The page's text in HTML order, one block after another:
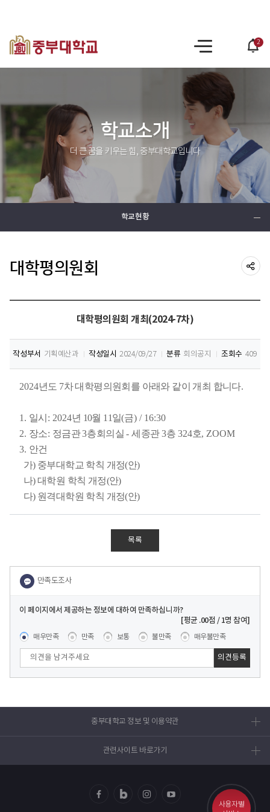
사
트
맵
2
학교소개
더 큰 꿈을 키우는 힘, 중부대학교입니다
학교현황
사용자별
대학평의원회
대학평의원회 개최(2024-7차)
작성부서 기획예산과 작성일시 2024/09/27 분류 회의공지 조회수 409
2024년도 7차 대학평의원회를 아래와 같이 개최 합니다.
1. 일시 : 2024년 10월 11일(금) / 16:30
2. 장소: 정금관3층회의실-세종관3층 324호, ZOOM
3. 안건
가) 중부대학교 학칙 개정(안)
나) 대학원 학칙 개정(안)
다) 원격대학원 학칙 개정(안)
목록
이 페이지에서 제공하는 정보에 대하여 만족하십니까?
콘텐츠 만족도 조사
[평균 .00점 / 1명 참여]
매우만족 만족 보통 불만족 매우불만족
관련사이트 바로가기
중부대학교 정보 및 이용약관